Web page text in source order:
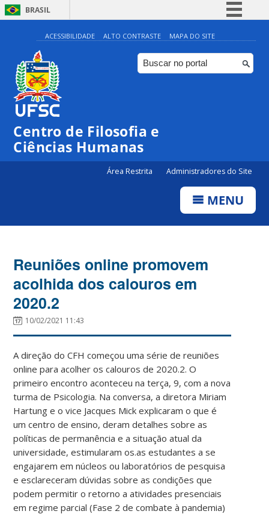
BRASIL
Simplifique!
Comunica BR
Participe
ACESSIBILIDADE ALTO CONTRASTE MAPA DO SITE
Centro de Filosofia e
Ciências Humanas
Área Restrita Administradores do Site
MENU
Reuniões online promovem
acolhida dos calouros em
2020.2
10/02/2021 11:43
A direção do CFH começou uma série de reuniões
online para acolher os calouros de 2020.2. O
primeiro encontro aconteceu na terça, 9, com a nova
turma de Psicologia. Na conversa, a diretora Miriam
Hartung e o vice Jacques Mick explicaram o que é
um centro de ensino, deram detalhes sobre as
políticas de permanência e a situação atual da
universidade, estimularam os.as estudantes a se
engajarem em núcleos ou laboratórios de pesquisa
e esclareceram dúvidas sobre as condições que
podem permitir o retorno a atividades presenciais
em regime parcial (Fase 2 de combate à pandemia)